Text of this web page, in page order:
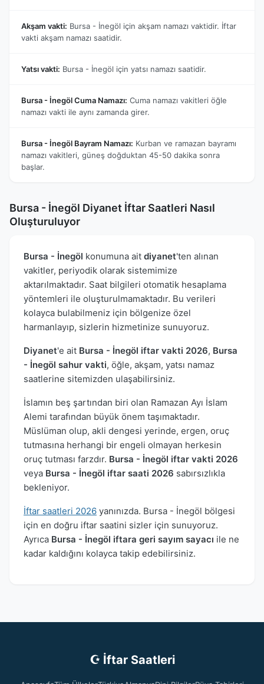
Akşam vakti: Bursa - İnegöl için akşam namazı vaktidir. İftar
vakti akşam namazı saatidir.
Yatsı vakti: Bursa - İnegöl için yatsı namazı saatidir.
Bursa - İnegöl Cuma Namazı: Cuma namazı vakitleri öğle
namazı vakti ile aynı zamanda girer.
Bursa - İnegöl Bayram Namazı: Kurban ve ramazan bayramı
namazı vakitleri, güneş doğduktan 45-50 dakika sonra
başlar.
Bursa - İnegöl Diyanet İftar Saatleri Nasıl
Oluşturuluyor
Bursa - İnegöl konumuna ait diyanet'ten alınan
vakitler, periyodik olarak sistemimize
aktarılmaktadır. Saat bilgileri otomatik hesaplama
yöntemleri ile oluşturulmamaktadır. Bu verileri
kolayca bulabilmeniz için bölgenize özel
harmanlayıp, sizlerin hizmetinize sunuyoruz.
Diyanet'e ait Bursa - İnegöl iftar vakti 2026, Bursa
- İnegöl sahur vakti, öğle, akşam, yatsı namaz
saatlerine sitemizden ulaşabilirsiniz.
İslamın beş şartından biri olan Ramazan Ayı İslam
Alemi tarafından büyük önem taşımaktadır.
Müslüman olup, akli dengesi yerinde, ergen, oruç
tutmasına herhangi bir engeli olmayan herkesin
oruç tutması farzdır. Bursa - İnegöl iftar vakti 2026
veya Bursa - İnegöl iftar saati 2026 sabırsızlıkla
bekleniyor.
İftar saatleri 2026 yanınızda. Bursa - İnegöl bölgesi
için en doğru iftar saatini sizler için sunuyoruz.
Ayrıca Bursa - İnegöl iftara geri sayım sayacı ile ne
kadar kaldığını kolayca takip edebilirsiniz.
☪ İftar Saatleri